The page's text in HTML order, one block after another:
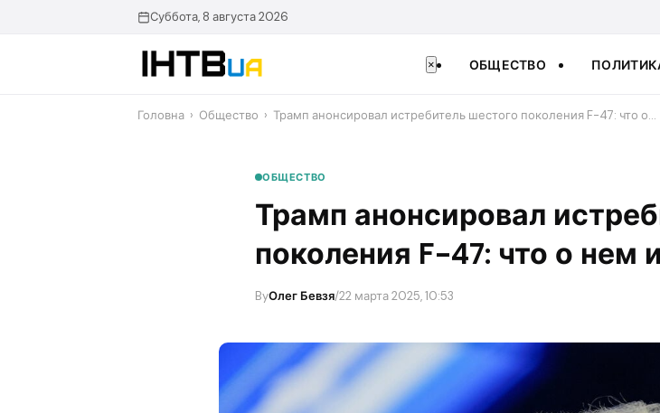
Суббота, 8 августа 2026
× ОБЩЕСТВО
Головна › Общество › Трамп анонсировал истребитель шестого поколения F-47: что о…
ОБЩЕСТВО
Трамп анонсировал
поколения F-47: что о нем
ByОлег Бевзя/22 марта 2025, 10:53